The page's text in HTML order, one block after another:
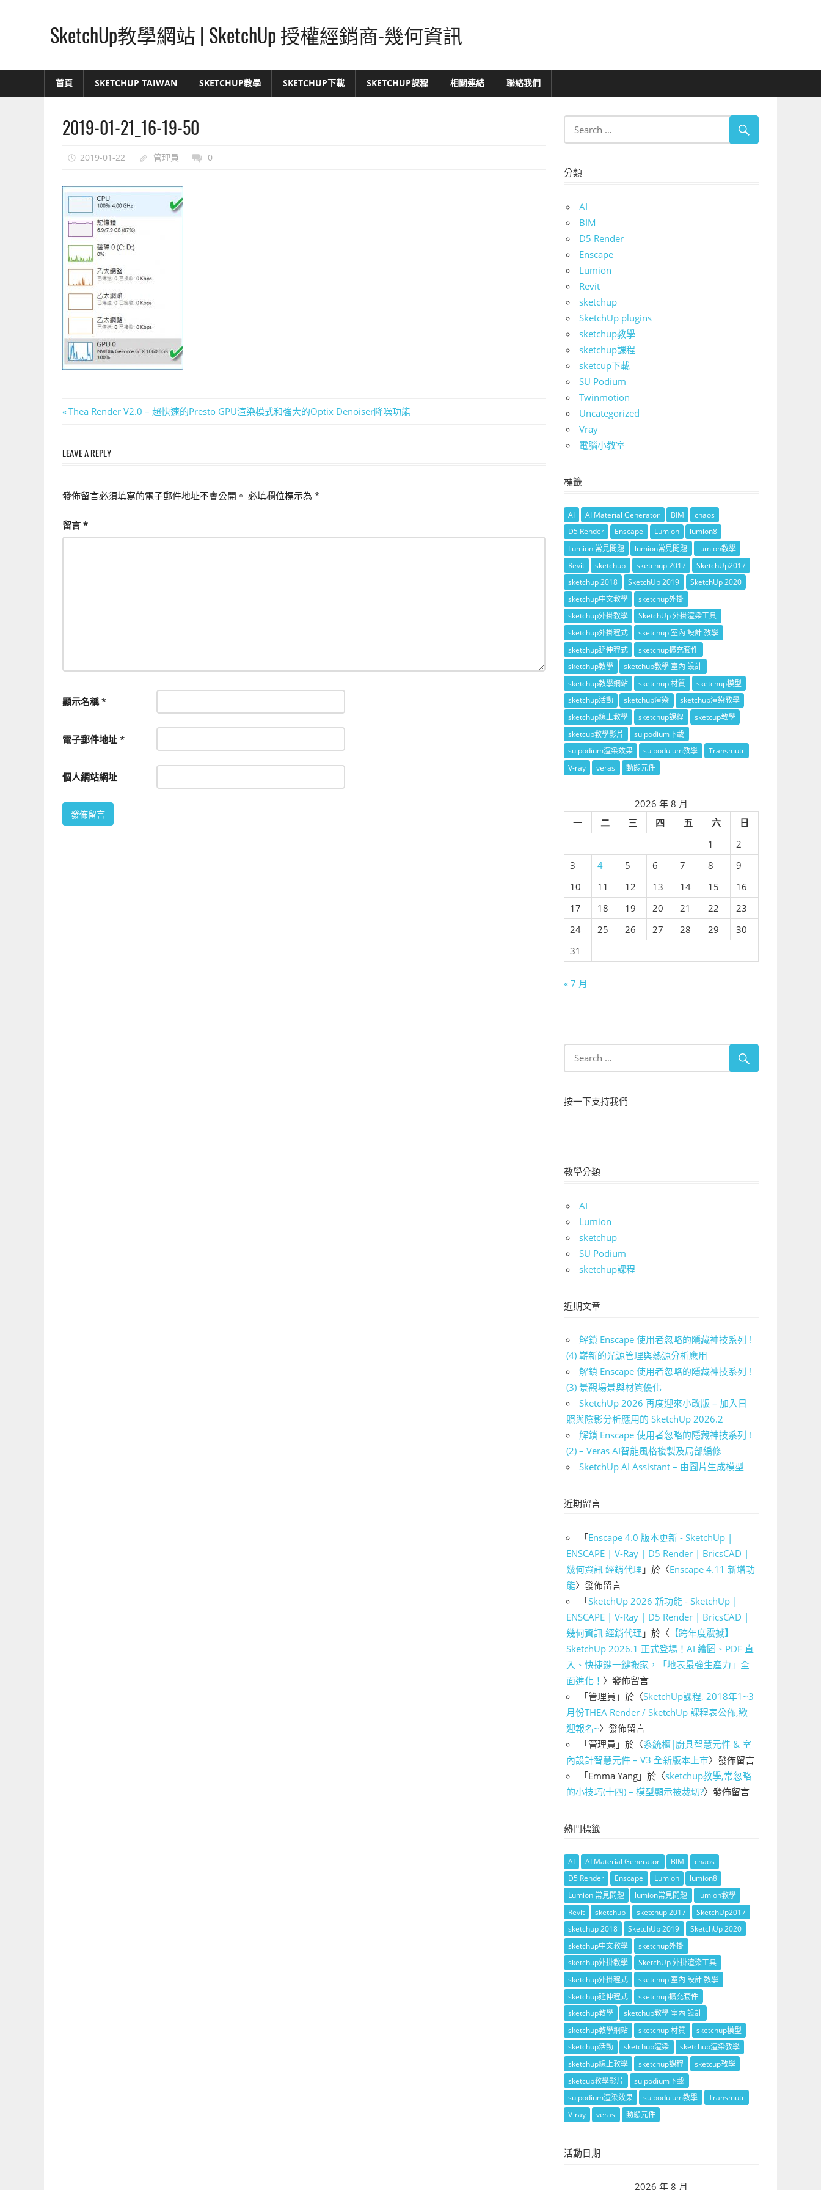
SketchUp教學網站 | SketchUp 授權經銷商-幾何資訊
最
首頁 SKETCHUP TAIWAN SKETCHUP教學 SKETCHUP下載 SKETCHUP課程 相關連結 聯絡我們
2019-01-21_16-19-50
2019-01-22 管理員 0
文
導
覽
Previous
Thea Render V2.0 – 超快速的Presto GPU渲染模式和強大的Optix Denoiser降噪功能
LEAVE A REPLY
發佈留言必須填寫的電子郵件地址不會公開。 必填欄位標示為 *
留言 *
顯示名稱*
電子郵件地址 *
個人網站網址
分類
AI
BIM
D5 Render
Enscape
Lumion
Revit
sketchup
SketchUp plugins
sketchup教學
sketchup課程
sketcup下載
SU Podium
Twinmotion
Uncategorized
Vray
電腦小教室
標籤
AI AI Material Generator BIM
chaos
D5 Render
Enscape Lumion
lumion8
Lumion 常見問題
lumion常見問題
lumion教學
Revit
sketchup sketchup 2017
SketchUp2017
sketchup 2018
SketchUp 2019
SketchUp 2020
sketchup中文教學
sketchup外掛
sketchup外掛教學
SketchUp 外掛渲染工具
sketchup外掛程式
sketchup 室內 設計 教學
sketchup延伸程式
sketchup擴充套件
sketchup教學
sketchup教學 室內 設計
sketchup教學網站
sketchup 材質
sketchup模型
sketchup活動
sketchup渲染
sketchup渲染教學
sketchup線上教學
sketchup課程
sketcup教學
sketcup教學影片
su podium下載
su podium渲染效果
su poduium教學
Transmutr
V-ray
veras 動態元件
2026 年 8 月
一
二 三 四 五 六
日
1
2
3
4 5 6 7 8
9
10
11 12 13 14 15
16
17
18 19 20 21 22
23
24
25 26 27 28 29
30
31
« 7 月
按一下支持我們
教學分類
AI
Lumion
sketchup
SU Podium
sketchup課程
近期文章
解鎖 Enscape 使用者忽略的隱藏神技系列 !
(4) 嶄新的光源管理與熱源分析應用
解鎖 Enscape 使用者忽略的隱藏神技系列 !
(3) 景觀場景與材質優化
SketchUp 2026 再度迎來小改版 – 加入日
照與陰影分析應用的 SketchUp 2026.2
解鎖 Enscape 使用者忽略的隱藏神技系列 !
(2) – Veras AI智能風格複製及局部編修
SketchUp AI Assistant – 由圖片生成模型
近期留言
「Enscape 4.0 版本更新 - SketchUp |
ENSCAPE | V-Ray | D5 Render | BricsCAD |
幾何資訊 經銷代理 」於〈Enscape 4.11 新增功
能〉發佈留言
「SketchUp 2026 新功能 - SketchUp |
ENSCAPE | V-Ray | D5 Render | BricsCAD |
幾何資訊 經銷代理 」於〈 【跨年度震撼】
SketchUp 2026.1 正式登場！AI 繪圖、PDF 直
入、快捷鍵一鍵搬家，「地表最強生產力」全
面進化！ 〉發佈留言
「管理員 」於〈SketchUp課程, 2018年1~3
月份THEA Render / SketchUp 課程表公佈,歡
迎報名~〉發佈留言
「管理員 」於〈系統櫃|廚具智慧元件 & 室
內設計智慧元件 – V3 全新版本上市〉發佈留言
「Emma Yang 」於〈sketchup教學,常忽略
的小技巧(十四) – 模型顯示被裁切?〉發佈留言
熱門標籤
AI AI Material Generator BIM
chaos
D5 Render
Enscape Lumion
lumion8
Lumion 常見問題
lumion常見問題
lumion教學
Revit
sketchup sketchup 2017
SketchUp2017
sketchup 2018
SketchUp 2019
SketchUp 2020
sketchup中文教學
sketchup外掛
sketchup外掛教學
SketchUp 外掛渲染工具
sketchup外掛程式
sketchup 室內 設計 教學
sketchup延伸程式
sketchup擴充套件
sketchup教學
sketchup教學 室內 設計
sketchup教學網站
sketchup 材質
sketchup模型
sketchup活動
sketchup渲染
sketchup渲染教學
sketchup線上教學
sketchup課程
sketcup教學
sketcup教學影片
su podium下載
su podium渲染效果
su poduium教學
Transmutr
V-ray
veras 動態元件
活動日期
2026 年 8 月